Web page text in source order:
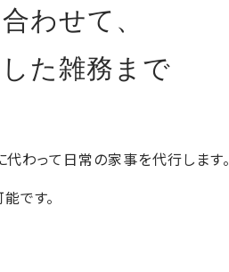
わせて、
た雑務まで
わって日常の家事を代行します。
です。